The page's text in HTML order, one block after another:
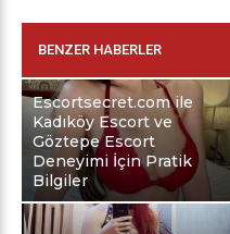
BENZER HABERLER
Escortsecret.com ile
Kadıköy Escort ve
Göztepe Escort
Deneyimi İçin Pratik
Bilgiler